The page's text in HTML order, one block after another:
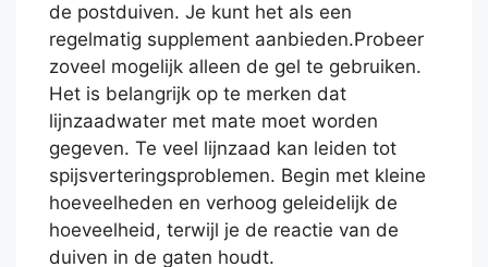
de postduiven. Je kunt het als een
regelmatig supplement aanbieden.Probeer
zoveel mogelijk alleen de gel te gebruiken.
Het is belangrijk op te merken dat
lijnzaadwater met mate moet worden
gegeven. Te veel lijnzaad kan leiden tot
spijsverteringsproblemen. Begin met kleine
hoeveelheden en verhoog geleidelijk de
hoeveelheid, terwijl je de reactie van de
duiven in de gaten houdt.